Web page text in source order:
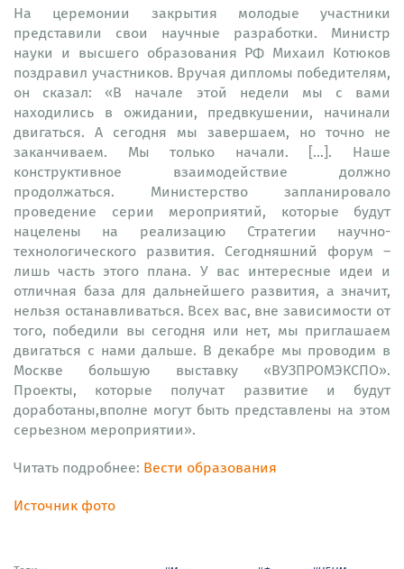
На церемонии закрытия молодые участники
представили свои научные разработки. Министр
науки и высшего образования РФ Михаил Котюков
поздравил участников. Вручая дипломы победителям,
он сказал: «В начале этой недели мы с вами
находились в ожидании, предвкушении, начинали
двигаться. А сегодня мы завершаем, но точно не
заканчиваем. Мы только начали. [...]. Наше
конструктивное взаимодействие должно
продолжаться. Министерство запланировало
проведение серии мероприятий, которые будут
нацелены на реализацию Стратегии научно-
технологического развития. Сегодняшний форум –
лишь часть этого плана. У вас интересные идеи и
отличная база для дальнейшего развития, а значит,
нельзя останавливаться. Всех вас, вне зависимости от
того, победили вы сегодня или нет, мы приглашаем
двигаться с нами дальше. В декабре мы проводим в
Москве большую выставку «ВУЗПРОМЭКСПО».
Проекты, которые получат развитие и будут
доработаны,вполне могут быть представлены на этом
серьезном мероприятии».
Читать подробнее: Вести образования
Источник фото